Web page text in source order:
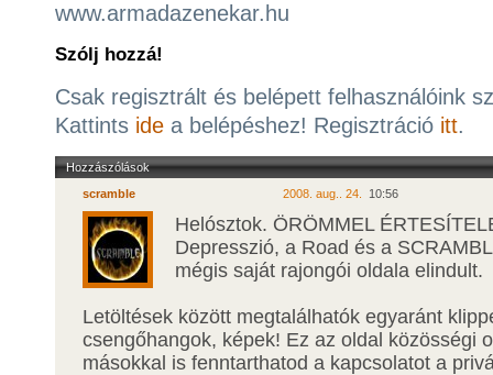
www.armadazenekar.hu
Szólj hozzá!
Csak regisztrált és belépett felhasználóink
Kattints ide a belépéshez! Regisztráció itt.
Hozzászólások
scramble
2008. aug.. 24. 10:56
Helósztok. ÖRÖMMEL
Depresszió, a Road és a
mégis saját rajongói oldala elindult.
Letöltések között megtalálhatók egyaránt
csengőhangok, képek! Ez az oldal közösségi
másokkal is fenntarthatod a kapcsolatot a